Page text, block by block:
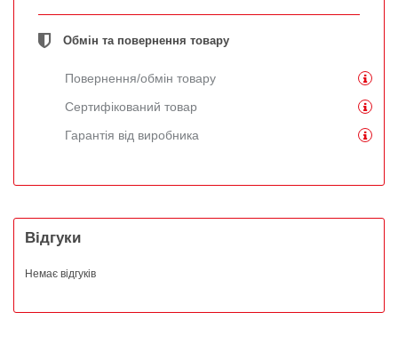
Обмін та повернення товару
Повернення/обмін товару
Сертифікований товар
Гарантія від виробника
Відгуки
Немає відгуків